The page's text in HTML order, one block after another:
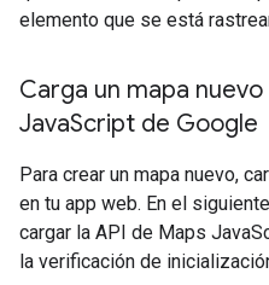
elemento que se está
Carga un mapa
JavaScript de Google
Para crear un mapa nuevo,
en tu app web. En el
cargar la API de Maps
la verificación de